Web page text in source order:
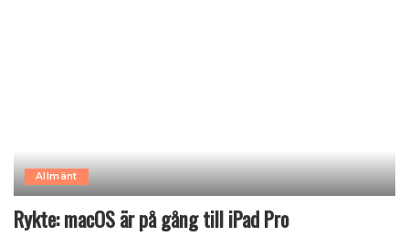
Allmänt
Rykte: macOS är på gång till iPad Pro